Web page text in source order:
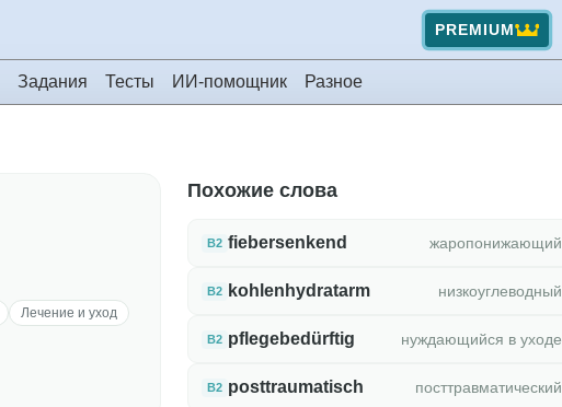
PREMIUM
Задания Тесты ИИ-помощник Разное
Лечение и уход
Похожие слова
B2 fiebersenkend жаропонижающий
B2 kohlenhydratarm низкоуглеводный
B2 pflegebedürftig нуждающийся в уходе
B2 posttraumatisch посттравматический